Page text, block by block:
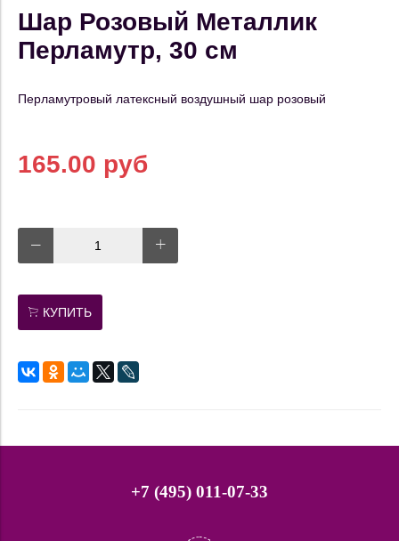
Шар Розовый Металлик
Перламутр, 30 см
Перламутровый латексный воздушный шар розовый
165.00 руб
КУПИТЬ
+7 (495) 011-07-33